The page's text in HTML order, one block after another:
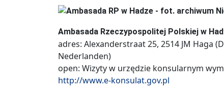
Ambasada Rzeczypospolitej Polskiej w
adres: Alexanderstraat 25, 2514 JM Haga
Nederlanden)
open: Wizyty w urzędzie konsularnym
http://www.e-konsulat.gov.pl